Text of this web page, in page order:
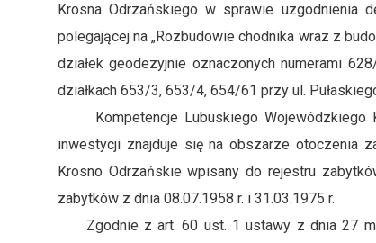
Krosna Odrzańskiego w sprawie uzgodnienia
polegającej na „Rozbudowie chodnika wraz z
działek geodezyjnie oznaczonych numerami
działkach 653/3, 653/4, 654/61 przy ul.
Kompetencje Lubuskiego Wojewódzkiego
inwestycji znajduje się na obszarze otoczenia
Krosno Odrzańskie wpisany do rejestru
zabytków z dnia 08.07.1958 r. i 31.03.1975 r.
Zgodnie z art. 60 ust. 1 ustawy z dnia 27